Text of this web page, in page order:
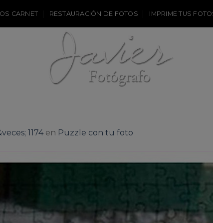
CARNET RESTAURACIÓN DE FOTOS IMPRIME TUS
1174 en Puzzle con tu foto